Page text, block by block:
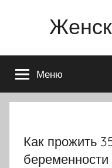
Меню
Как прожить
беременности